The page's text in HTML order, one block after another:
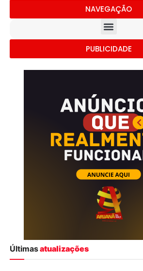
NAVEGAÇÃO
PUBLICIDADE
Últimasatualizações